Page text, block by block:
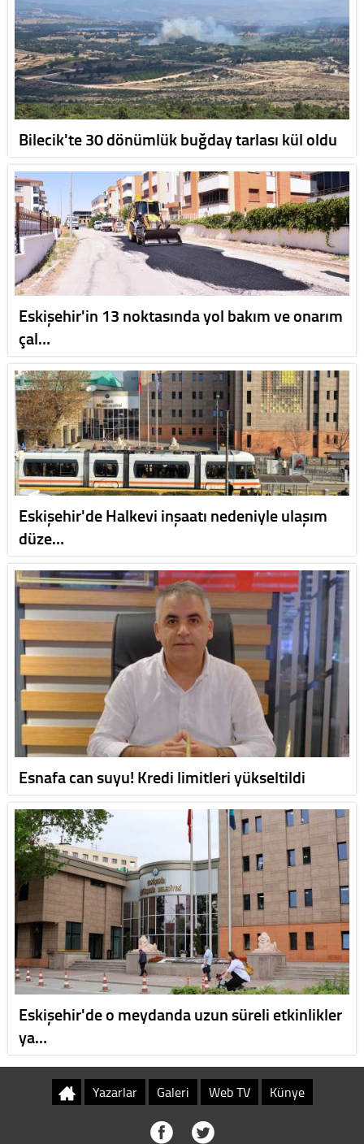
Bilecik'te 30 dönümlük buğday tarlası kül oldu
Eskişehir'in 13 noktasında yol bakım ve onarım
çal…
Eskişehir'de Halkevi inşaatı nedeniyle ulaşım
düze…
Esnafa can suyu! Kredi limitleri yükseltildi
Eskişehir'de o meydanda uzun süreli etkinlikler
ya…
Yazarlar Galeri Web TV Künye